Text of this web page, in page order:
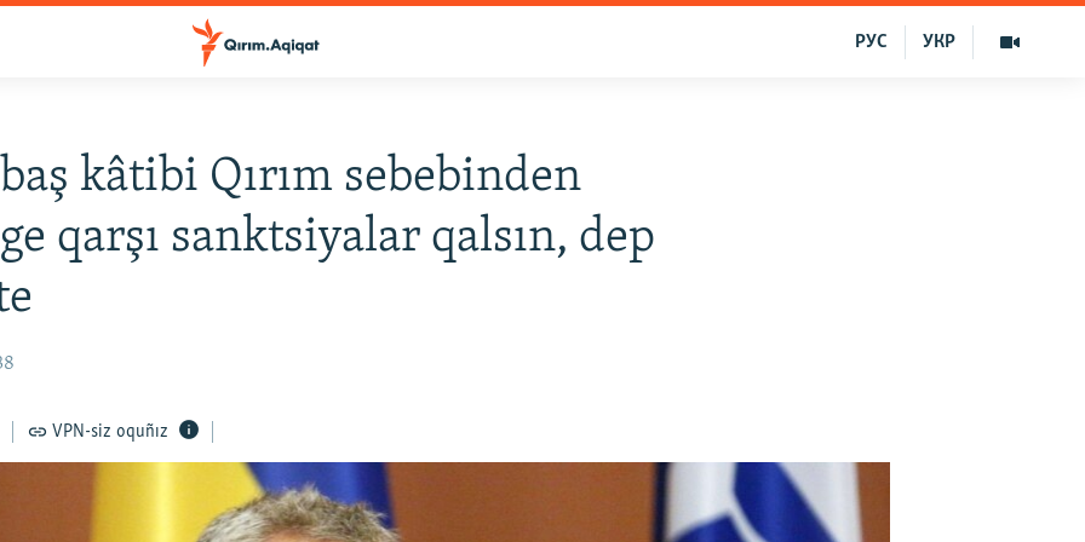
УКР
РУС
kâtibi Qırım sebebinden
qarşı sanktsiyalar qalsın, dep
VPN-siz oquñız